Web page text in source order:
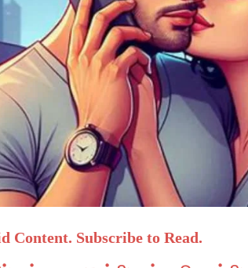
Content. Subscribe to Read.